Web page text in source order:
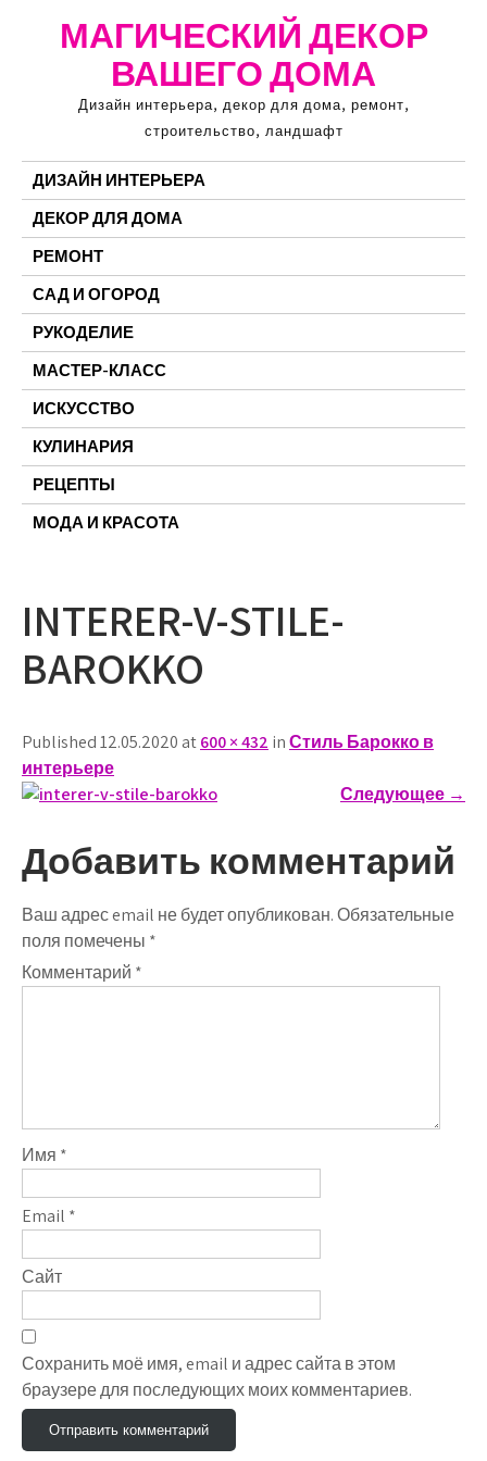
МАГИЧЕСКИЙ ДЕКОР
ВАШЕГО ДОМА
Дизайн интерьера, декор для дома, ремонт,
строительство, ландшафт
ДИЗАЙН ИНТЕРЬЕРА
ДЕКОР ДЛЯ ДОМА
РЕМОНТ
САД И ОГОРОД
РУКОДЕЛИЕ
МАСТЕР-КЛАСС
ИСКУССТВО
КУЛИНАРИЯ
РЕЦЕПТЫ
МОДА И КРАСОТА
INTERER-V-STILE-
BAROKKO
Published 12.05.2020 at600 × 432 inСтиль Барокко в
интерьере
Следующее →
Добавить комментарий
Ваш адрес email не будет опубликован.Обязательные
поля помечены *
Комментарий *
Имя *
Email *
Сайт
Сохранить моё имя, email и адрес сайта в этом
браузере для последующих моих комментариев.